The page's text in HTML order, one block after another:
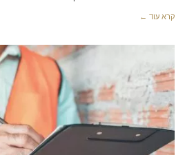
קרא עוד ←